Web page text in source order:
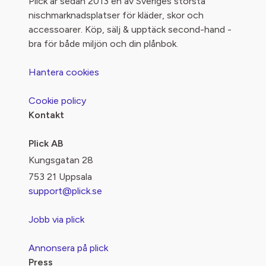
nischmarknadsplatser för kläder, skor och
accessoarer. Köp, sälj & upptäck second-hand -
bra för både miljön och din plånbok.
Hantera cookies
Cookie policy
Kontakt
Plick AB
Kungsgatan 28
753 21 Uppsala
support@plick.se
Jobb via plick
Annonsera på plick
Press